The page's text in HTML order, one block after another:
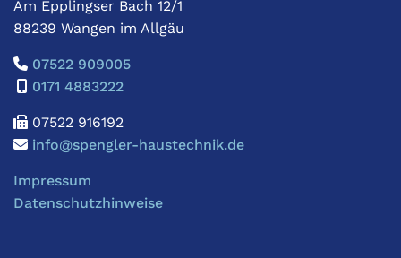
Am Epplingser Bach 12/1
88239 Wangen im Allgäu
 07522 909005
 0171 4883222
 07522 916192
 info@spengler-haustechnik.de
Impressum
Datenschutzhinweise